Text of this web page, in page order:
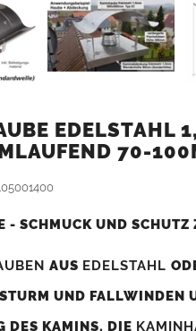
EDELSTAHL
70-
- SCHMUCK UND SCHUTZ
AUS EDELSTAHL
UND FALLWINDEN
DES KAMINS. DIE